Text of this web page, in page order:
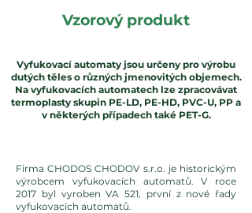
Vzorový produkt
Vyfukovací automaty jsou určeny pro výrobu
dutých těles o různých jmenovitých objemech.
Na vyfukovacích automatech lze zpracovávat
termoplasty skupin PE-LD, PE-HD, PVC-U, PP a
v některých případech také PET-G.
Firma CHODOS CHODOV s.r.o. je historickým
výrobcem vyfukovacích automatů. V roce
2017 byl vyroben VA 521, první z nové řady
vyfukovacích automatů.